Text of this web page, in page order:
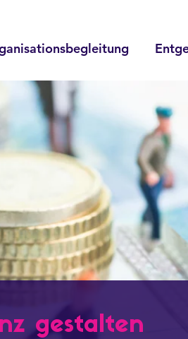
gestalten